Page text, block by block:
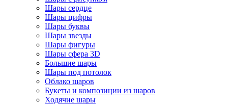
Шары сердце
Шары цифры
Шары буквы
Шары звезды
Шары фигуры
Шары сфера 3D
Большие шары
Шары под потолок
Облако шаров
Букеты и композиции из шаров
Ходячие шары